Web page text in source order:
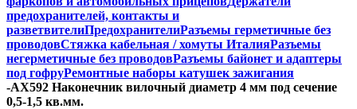
предохранителей, контакты и
разветвителиПредохранителиРазъемы герметичные без
проводовСтяжка кабельная / хомуты ИталияРазъемы
негерметичные без проводовРазъемы байонет и адаптеры
под гофруРемонтные наборы катушек зажигания
-AX592 Наконечник вилочный диаметр 4 мм под сечение
0,5-1,5 кв.мм.